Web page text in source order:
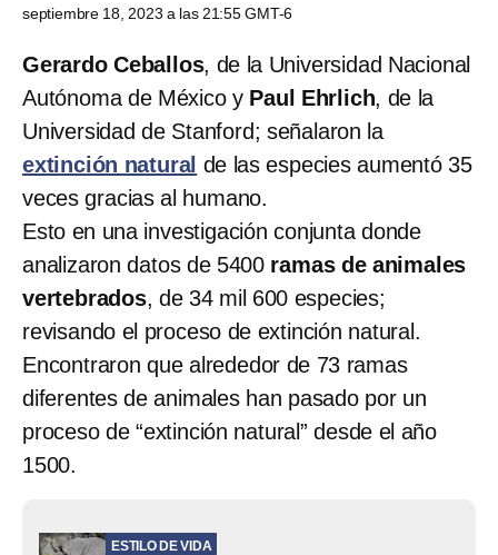
septiembre 18, 2023 a las 21:55 GMT-6
Gerardo Ceballos, de la Universidad Nacional
Autónoma de México y Paul Ehrlich, de la
Universidad de Stanford; señalaron la
extinción natural de las especies aumentó 35
veces gracias al humano.
Esto en una investigación conjunta donde
analizaron datos de 5400 ramas de animales
vertebrados, de 34 mil 600 especies;
revisando el proceso de extinción natural.
Encontraron que alrededor de 73 ramas
diferentes de animales han pasado por un
proceso de “extinción natural” desde el año
1500.
ESTILO DE VIDA